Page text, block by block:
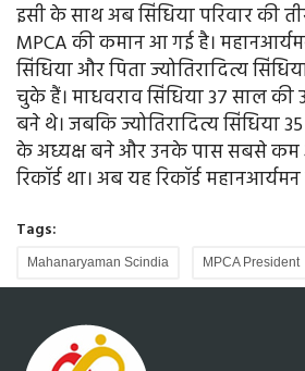
इसी के साथ अब सिंधिया परिवार की
MPCA की कमान आ गई है।
सिंधिया और पिता ज्योतिरादित्य
चुके हैं। माधवराव सिंधिया 37 साल की
बने थे। जबकि ज्योतिरादित्य सिंधिया
के अध्यक्ष बने और उनके पास सबसे कम
रिकॉर्ड था। अब यह रिकॉर्ड
Tags:
Mahanaryaman Scindia MPCA President